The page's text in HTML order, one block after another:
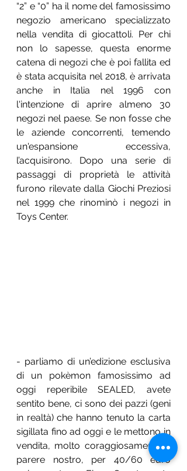
“2” e “0” ha il nome del famosissimo
negozio americano specializzato
nella vendita di giocattoli. Per chi
non lo sapesse, questa enorme
catena di negozi che è poi fallita ed
è stata acquisita nel 2018, è arrivata
anche in Italia nel 1996 con
l'intenzione di aprire almeno 30
negozi nel paese. Se non fosse che
le aziende concorrenti, temendo
un'espansione eccessiva,
l’acquisirono. Dopo una serie di
passaggi di proprietà le attività
furono rilevate dalla Giochi Preziosi
nel 1999 che rinominò i negozi in
Toys Center.
- parliamo di un’edizione esclusiva
di un pokèmon famosissimo ad
oggi reperibile SEALED, avete
sentito bene, ci sono dei pazzi (geni
in realtà) che hanno tenuto la carta
sigillata fino ad oggi e le mettono in
vendita, molto coraggiosamente a
parere nostro, per 40/60 euro